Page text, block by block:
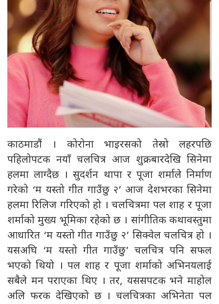
काठमाडौं । कोरोना भाइरसको तेस्रो लहरपछि
पहिलोपटक नयाँ चलचित्र आज शुक्रबारदेखि सिनेमा
हलमा लाग्दैछ । सुदर्शन थापा र पूजा शर्माले निर्माण
गरेको ‘म यस्तो गीत गाउँछु २’ आज देशभरका सिनेमा
हलमा रिलिज गरिएको हो । चलचित्रमा पल शाह र पूजा
शर्माको मुख्य भूमिका रहेको छ । सांगीतिक कथावस्तुमा
आधारित ‘म यस्तो गीत गाउँछु २’ सिक्वेल चलचित्र हो ।
यसअघि ‘म यस्तो गीत गाउँछु’ चलचित्र पनि सफल
भएको थियो । पल शाह र पूजा शर्माको अभिनयलाई
सबैले मन पराएका थिए । तर, यससपटक भने माहोल
अलि फरक देखिएको छ । चलचित्रका अभिनेता पल